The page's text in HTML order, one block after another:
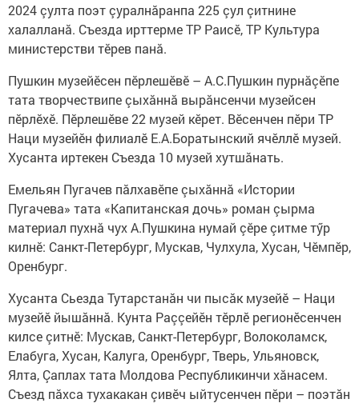
2024 çулта поэт çуралнăранпа 225 çул çитнине
халалланă. Съезда ирттерме ТР Раисӗ, ТР Культура
министерстви тӗрев панă.
Пушкин музейӗсен пӗрлешӗвӗ – А.С.Пушкин пурнăçӗпе
тата творчествипе çыхăннă вырăнсенчи музейсен
пӗрлӗхӗ. Пӗрлешӗве 22 музей кӗрет. Вӗсенчен пӗри ТР
Наци музейӗн филиалӗ Е.А.Боратынский ячӗллӗ музей.
Хусанта иртекен Съезда 10 музей хутшăнать.
Емельян Пугачев пăлхавӗпе çыхăннă «Истории
Пугачева» тата «Капитанская дочь» роман çырма
материал пухнă чух А.Пушкина нумай çӗре çитме тӳр
килнӗ: Санкт-Петербург, Мускав, Чулхула, Хусан, Чӗмпӗр,
Оренбург.
Хусанта Сьезда Тутарстанăн чи пысăк музейӗ – Наци
музейӗ йышăннă. Кунта Раççейӗн тӗрлӗ регионӗсенчен
килсе çитнӗ: Мускав, Санкт-Петербург, Волоколамск,
Елабуга, Хусан, Калуга, Оренбург, Тверь, Ульяновск,
Ялта, Çаплах тата Молдова Республикинчи хăнасем.
Съезд пăхса тухакакан çивӗч ыйтусенчен пӗри – поэтăн